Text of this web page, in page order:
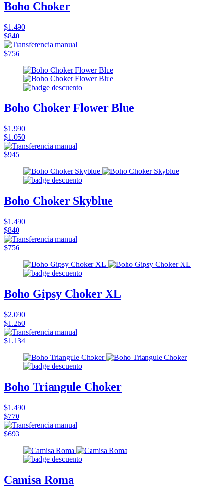
Boho Choker
$1.490
$840
$756
Boho Choker Flower Blue
$1.990
$1.050
$945
Boho Choker Skyblue
$1.490
$840
$756
Boho Gipsy Choker XL
$2.090
$1.260
$1.134
Boho Triangule Choker
$1.490
$770
$693
Camisa Roma